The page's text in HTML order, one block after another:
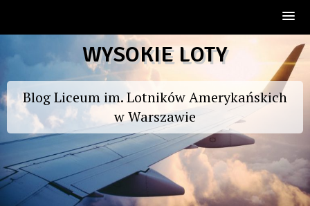
to
WYSOKIE LOTY
Blog Liceum im. Lotników Amerykańskich
w Warszawie